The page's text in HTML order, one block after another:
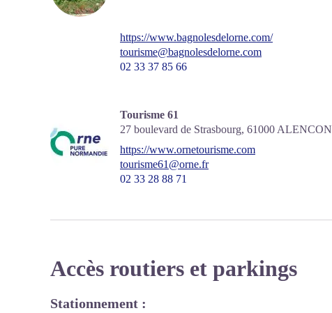
https://www.bagnolesdelorne.com/
tourisme@bagnolesdelorne.com
02 33 37 85 66
Tourisme 61
27 boulevard de Strasbourg, 61000 ALENCON
https://www.ornetourisme.com
tourisme61@orne.fr
02 33 28 88 71
Accès routiers et parkings
Stationnement :